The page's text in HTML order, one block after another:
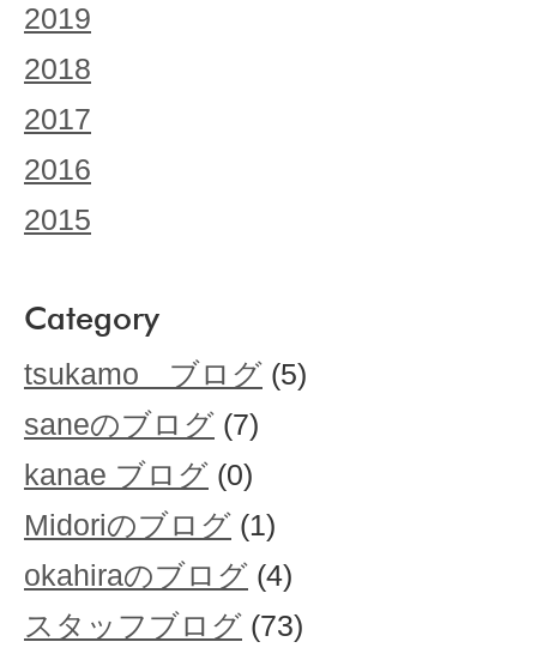
2019
2018
2017
2016
2015
Category
tsukamo ブログ (5)
saneのブログ (7)
kanae ブログ (0)
Midoriのブログ (1)
okahiraのブログ (4)
スタッフブログ (73)